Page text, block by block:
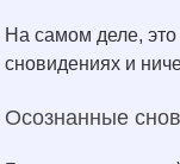
На самом деле,
сновидениях и
Осознанные